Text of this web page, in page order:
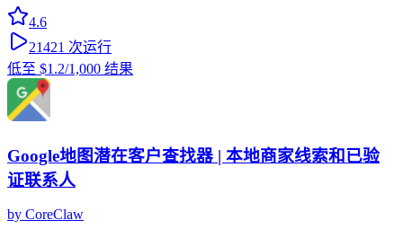
4.6
21421 次运行
低至 $1.2/1,000 结果
Google地图潜在客户查找器 | 本地商家线索和已验
证联系人
by CoreClaw